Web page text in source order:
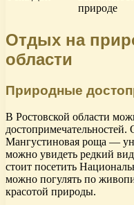
природе
Отдых на
области
Природные
В Ростовской области
Мангустиновая роща —
можно увидеть редкий
стоит посетить
можно погулять по
красотой природы.